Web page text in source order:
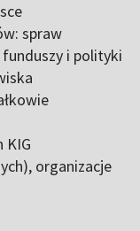
spraw
i polityki
KIG
organizacje